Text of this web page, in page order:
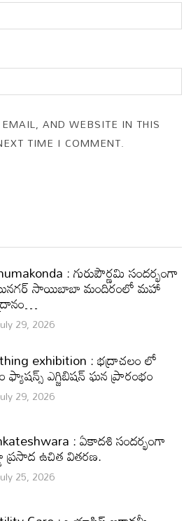
AND WEBSITE IN THIS
TIME I COMMENT.
: గురుపౌర్ణమి సందర్భంగా
సాయిబాబా మందిరంలో మహా
29, 2026
exhibition : భద్రాచలం లో
ఫ్యాషన్స్ ఎగ్జిబిషన్ ఘన ప్రారంభం
29, 2026
: ఏకాదశి సందర్భంగా
ప్రసాద ఉచిత వితరణ.
25, 2026